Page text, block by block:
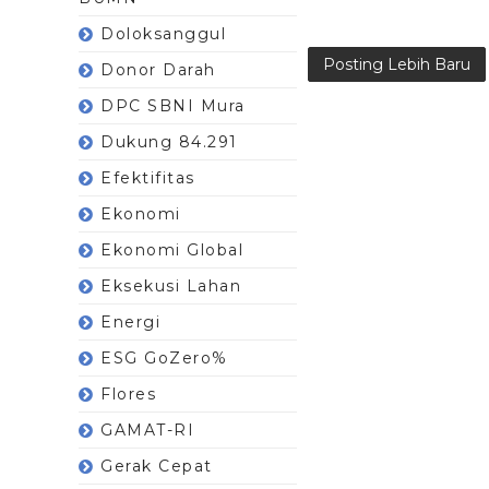
Doloksanggul
Donor Darah
DPC SBNI Mura
Dukung 84.291
Efektifitas
Ekonomi
Ekonomi Global
Eksekusi Lahan
Energi
ESG GoZero%
Flores
GAMAT-RI
Gerak Cepat
Posting Lebih Baru